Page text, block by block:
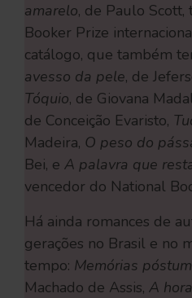
amarelo, de Paulo Scott,
Booker Prize
catálogo, que também
avesso da pele, de
Tóquio, de Giovana
de Conceição Evaristo,
Madeira, O peso do
Bei, e A palavra que
vencedor do National
Há ainda romances de
gerações no Brasil e no
tempo: Memórias
Machado de Assis, A